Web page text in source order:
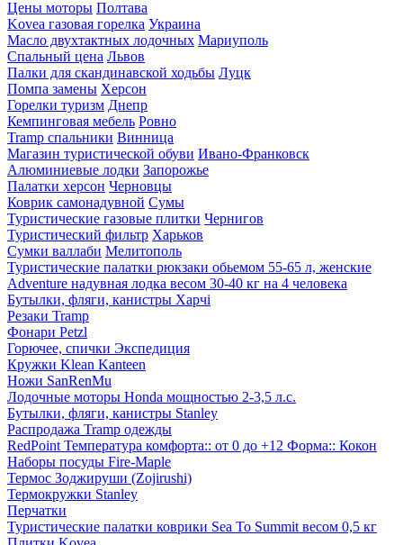
Цены моторы Полтава
Kovea газовая горелка Украина
Масло двухтактных лодочных Мариуполь
Спальный цена Львов
Палки для скандинавской ходьбы Луцк
Помпа замены Херсон
Горелки туризм Днепр
Кемпинговая мебель Ровно
Tramp спальники Винница
Магазин туристической обуви Ивано-Франковск
Алюминиевые лодки Запорожье
Палатки херсон Черновцы
Коврик самонадувной Сумы
Туристические газовые плитки Чернигов
Туристический фильтр Харьков
Сумки валлаби Мелитополь
Туристические палатки рюкзаки обьемом 55-65 л, женские
Adventure надувная лодка весом 30-40 кг на 4 человека
Бутылки, фляги, канистры Харчі
Резаки Tramp
Фонари Petzl
Горючее, спички Экспедиция
Кружки Klean Kanteen
Ножи SanRenMu
Лодочные моторы Honda мощностью 2-3,5 л.с.
Бутылки, фляги, канистры Stanley
Распродажа Tramp одежды
RedPoint Температура комфорта:: от 0 до +12 Форма:: Кокон
Наборы посуды Fire-Maple
Термос Зоджируши (Zojirushi)
Термокружки Stanley
Перчатки
Туристические палатки коврики Sea To Summit весом 0,5 кг